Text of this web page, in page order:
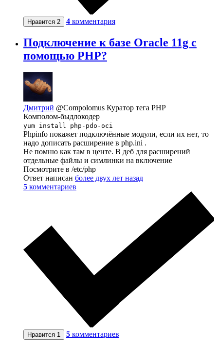
Нравится 2 4 комментария
Подключение к базе Oracle 11g с
помощью PHP?
Дмитрий @Compolomus Куратор тега PHP
Комполом-быдлокодер
yum install php-pdo-oci
Phpinfo покажет подключённые модули, если их нет, то
надо дописать расширение в php.ini .
Не помню как там в центе. В деб для расширений
отдельные файлы и симлинки на включение
Посмотрите в /etc/php
Ответ написан более двух лет назад
5 комментариев
Нравится 1 5 комментариев